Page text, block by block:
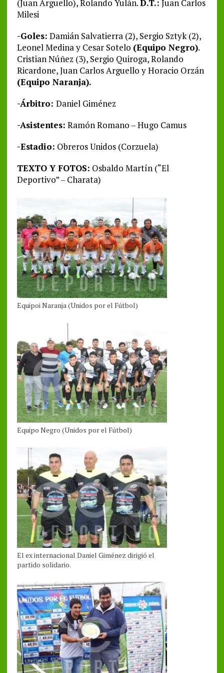
(Juan Arguello), Rolando Yulán.D.T.: Juan Carlos
Milesi
-Goles: Damián Salvatierra (2), Sergio Sztyk (2),
Leonel Medina y Cesar Sotelo (Equipo Negro).
Cristian Núñez (3), Sergio Quiroga, Rolando
Ricardone, Juan Carlos Arguello y Horacio Orzán
(Equipo Naranja).
-Árbitro: Daniel Giménez
-Asistentes: Ramón Romano – Hugo Camus
-Estadio: Obreros Unidos (Corzuela)
TEXTO Y FOTOS: Osbaldo Martín (“El
Deportivo” – Charata)
Equipoi Naranja (Unidos por el Fútbol)
Equipo Negro (Unidos por el Fútbol)
El ex internacional Daniel Giménez dirigió el
partido solidario.